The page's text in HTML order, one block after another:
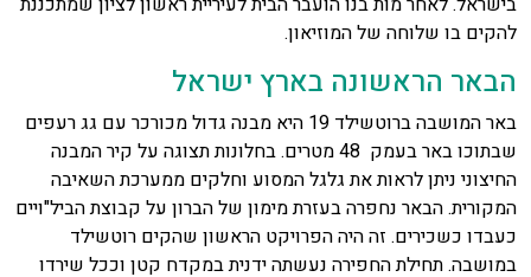
להקים בו שלוחה של המוזיאון.
הבאר הראשונה בארץ ישראל
באר המושבה ברוטשילד 19 היא מבנה גדול מכורכר עם גג רעפים
שבתוכו באר בעמק 48 מטרים. בחלונות תצוגה על קיר המבנה
החיצוני ניתן לראות את גלגל המסוע וחלקים ממערכת השאיבה
המקורית. הבאר נחפרה בעזרת מימון של הברון על קבוצת הביל"ויים
כעבדו כשכירים. זה היה הפרויקט הראשון שהקים רוטשילד
במושבה. תחילת החפירה נעשתה ידנית במקדח קטן וככל שירדו